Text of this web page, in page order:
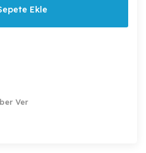
Ekle
Ver